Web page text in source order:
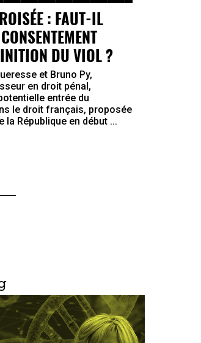
: FAUT-IL
DU VIOL ?
et Bruno Py,
en droit pénal,
entrée du
le droit français, proposée
la République en début ...